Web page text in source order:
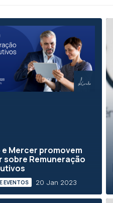
Mercer promovem
sobre Remuneração
EVENTOS 20 Jan 2023